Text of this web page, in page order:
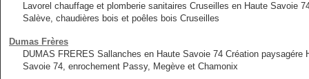
Lavorel chauffage et plomberie sanitaires Cruseilles en Haute Savoie
Salève, chaudières bois et poêles bois Cruseilles
Dumas Frères
DUMAS FRERES Sallanches en Haute Savoie 74 Création
Savoie 74, enrochement Passy, Megève et Chamonix